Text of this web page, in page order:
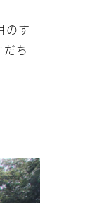
のす
ち